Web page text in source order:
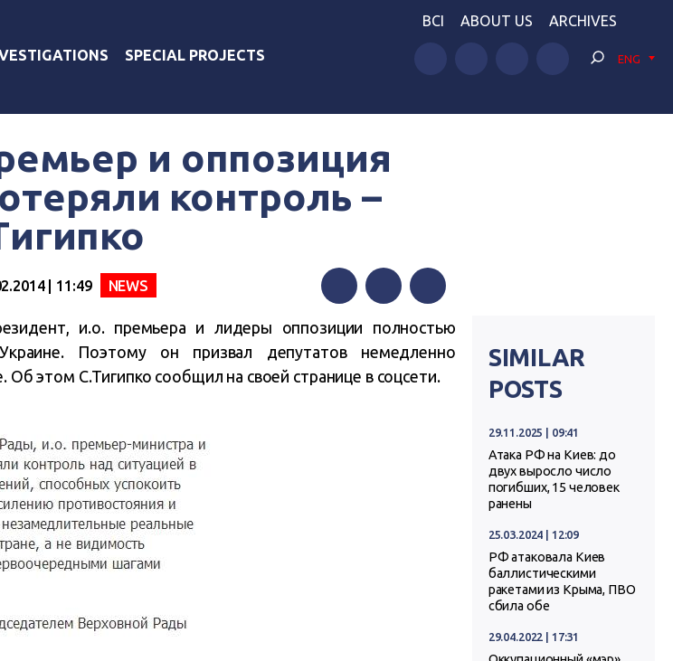
SPECIAL PROJECTS
BCI ABOUT US ARCHIVES
ENG
и оппозиция
контроль –
| 11:49 NEWS
FacebookTwitterTelegram
и.о. премьера и лидеры оппозиции полностью
Поэтому он призвал депутатов немедленно
этом С.Тигипко сообщил на своей странице в соцсети.
SIMILAR
POSTS
29.11.2025 | 09:41
Атака РФ на Киев: до
двух выросло число
погибших, 15 человек
ранены
25.03.2024 | 12:09
РФ атаковала Киев
баллистическими
ракетами из Крыма, ПВО
сбила обе
29.04.2022 | 17:31